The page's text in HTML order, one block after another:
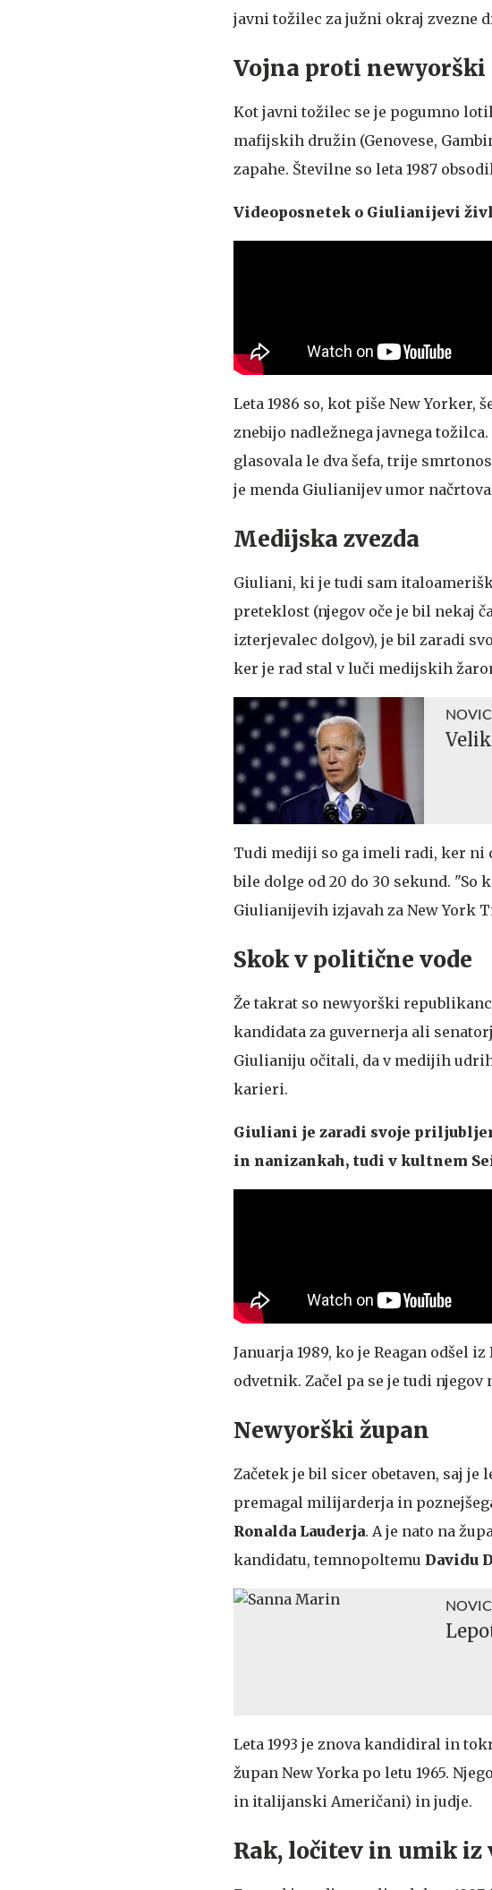
javni tožilec za južni okraj zvezne
Vojna proti
Kot javni tožilec se je pogumno
mafijskih družin (Genovese,
zapahe. Številne so leta 1987
Videoposnetek o Giulianijevi
Leta 1986 so, kot piše New
znebijo nadležnega javnega
glasovala le dva šefa, trije
je menda Giulianijev umor
Medijska zvezda
Giuliani, ki je tudi sam
preteklost (njegov oče je bil nekaj
izterjevalec dolgov), je bil zaradi
ker je rad stal v luči medijskih
Tudi mediji so ga imeli radi, ker ni
bile dolge od 20 do 30 sekund. "So
Giulianijevih izjavah za New York
Skok v politične vode
Že takrat so newyorški
kandidata za guvernerja ali
Giulianiju očitali, da v medijih
karieri.
Giuliani je zaradi svoje
in nanizankah, tudi v kultnem
Januarja 1989, ko je Reagan odšel
odvetnik. Začel pa se je tudi
Newyorški župan
Začetek je bil sicer obetaven, saj
premagal milijarderja in
Ronalda Lauderja. A je nato na
kandidatu, temnopoltemu Davidu
Leta 1993 je znova kandidiral in
župan New Yorka po letu 1965.
in italijanski Američani) in judje.
Rak, ločitev in umik